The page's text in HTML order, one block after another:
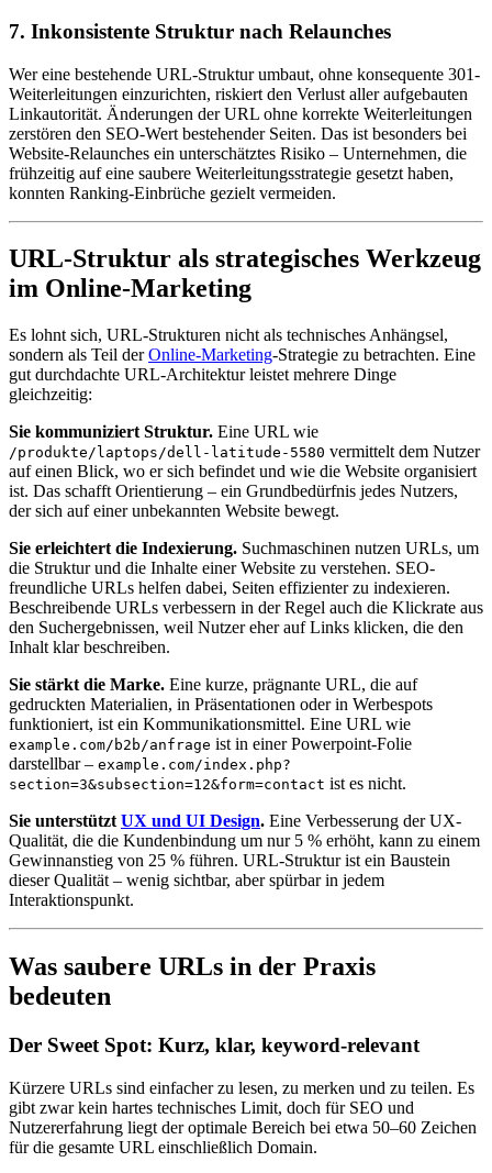
7. Inkonsistente Struktur nach Relaunches
Wer eine bestehende URL-Struktur umbaut, ohne konsequente 301-
Weiterleitungen einzurichten, riskiert den Verlust aller aufgebauten
Linkautorität. Änderungen der URL ohne korrekte Weiterleitungen
zerstören den SEO-Wert bestehender Seiten. Das ist besonders bei
Website-Relaunches ein unterschätztes Risiko – Unternehmen, die
frühzeitig auf eine saubere Weiterleitungsstrategie gesetzt haben,
konnten Ranking-Einbrüche gezielt vermeiden.
URL-Struktur als strategisches Werkzeug
im Online-Marketing
Es lohnt sich, URL-Strukturen nicht als technisches Anhängsel,
sondern als Teil derOnline-Marketing-Strategie zu betrachten. Eine
gut durchdachte URL-Architektur leistet mehrere Dinge
gleichzeitig:
Sie kommuniziert Struktur. Eine URL wie
/produkte/laptops/dell-latitude-5580 vermittelt dem Nutzer
auf einen Blick, wo er sich befindet und wie die Website organisiert
ist. Das schafft Orientierung – ein Grundbedürfnis jedes Nutzers,
der sich auf einer unbekannten Website bewegt.
Sie erleichtert die Indexierung. Suchmaschinen nutzen URLs, um
die Struktur und die Inhalte einer Website zu verstehen. SEO-
freundliche URLs helfen dabei, Seiten effizienter zu indexieren.
Beschreibende URLs verbessern in der Regel auch die Klickrate aus
den Suchergebnissen, weil Nutzer eher auf Links klicken, die den
Inhalt klar beschreiben.
Sie stärkt die Marke. Eine kurze, prägnante URL, die auf
gedruckten Materialien, in Präsentationen oder in Werbespots
funktioniert, ist ein Kommunikationsmittel. Eine URL wie
example.com/b2b/anfrage ist in einer Powerpoint-Folie
darstellbar – example.com/index.php?
section=3&subsection=12&form=contact ist es nicht.
Sie unterstützt UX und UI Design. Eine Verbesserung der UX-
Qualität, die die Kundenbindung um nur 5 % erhöht, kann zu einem
Gewinnanstieg von 25 % führen. URL-Struktur ist ein Baustein
dieser Qualität – wenig sichtbar, aber spürbar in jedem
Interaktionspunkt.
Was saubere URLs in der Praxis
bedeuten
Der Sweet Spot: Kurz, klar, keyword-relevant
Kürzere URLs sind einfacher zu lesen, zu merken und zu teilen. Es
gibt zwar kein hartes technisches Limit, doch für SEO und
Nutzererfahrung liegt der optimale Bereich bei etwa 50–60 Zeichen
für die gesamte URL einschließlich Domain.